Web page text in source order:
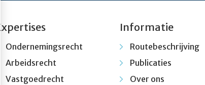
Expertises
Ondernemingsrecht
Arbeidsrecht
Vastgoedrecht
Informatie
Routebeschrijving
Publicaties
Over ons